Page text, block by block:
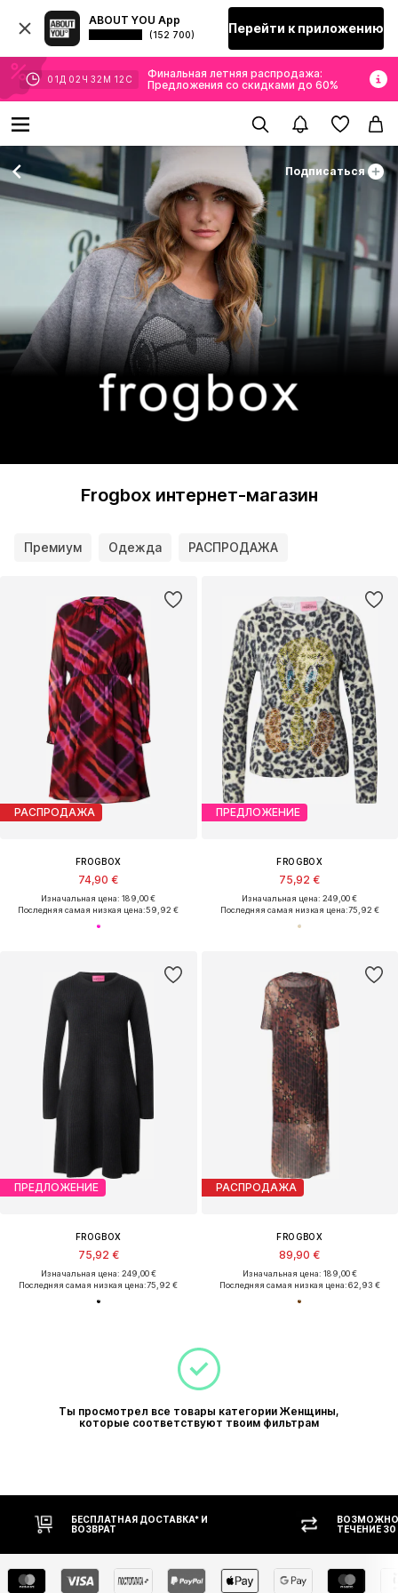
ABOUT YOU App
(152 700) Перейти к приложению
01 Д 02 Ч 32 М 12 С
Финальная летняя распродажа:
Предложения со скидками до 60%
Подписаться
Frogbox интернет-магазин
Премиум Одежда РАСПРОДАЖА
РАСПРОДАЖА
FROGBOX
74,90 €
Изначальная цена: 189,00 €
Последняя самая низкая цена:59,92 €
ПРЕДЛОЖЕНИЕ
FROGBOX
75,92 €
Изначальная цена: 249,00 €
Последняя самая низкая цена:75,92 €
ПРЕДЛОЖЕНИЕ
FROGBOX
75,92 €
Изначальная цена: 249,00 €
Последняя самая низкая цена:75,92 €
РАСПРОДАЖА
FROGBOX
89,90 €
Изначальная цена: 189,00 €
Последняя самая низкая цена:62,93 €
Ты просмотрел все товары категории Женщины,
которые соответствуют твоим фильтрам
БЕСПЛАТНАЯ ДОСТАВКА* И
ВОЗВРАТ
ТЕЧЕНИЕ